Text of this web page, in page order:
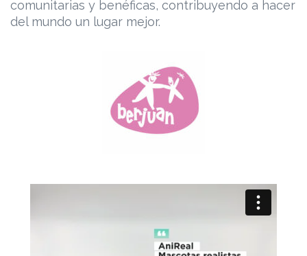
comunitarias y benéficas, contribuyendo a hacer
del mundo un lugar mejor.